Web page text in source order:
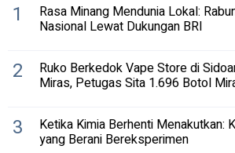
1 Rasa Minang Mendunia Lokal:
Nasional Lewat Dukungan BRI
2 Ruko Berkedok Vape Store di
Miras, Petugas Sita 1.696 Botol
3 Ketika Kimia Berhenti Menakutkan:
yang Berani Bereksperimen